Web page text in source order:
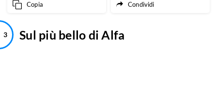
Copia Condividi
Sul più bello di Alfa